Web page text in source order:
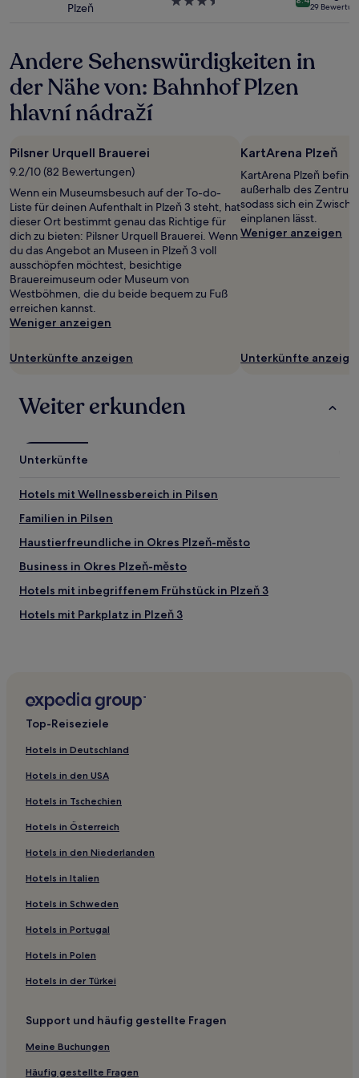
Plzeň
29
Andere Sehenswürdigkeiten in
der Nähe von: Bahnhof Plzen
hlavní nádraží
Pilsner Urquell Brauerei
9.2/10 (82 Bewertungen)
Wenn ein Museumsbesuch auf der To-do-
Liste für deinen Aufenthalt in Plzeň 3 steht, hat
dieser Ort bestimmt genau das Richtige für
dich zu bieten: Pilsner Urquell Brauerei. Wenn
du das Angebot an Museen in Plzeň 3 voll
ausschöpfen möchtest, besichtige
Brauereimuseum oder Museum von
Westböhmen, die du beide bequem zu Fuß
erreichen kannst.
Weniger anzeigen
Unterkünfte anzeigen
KartArena Plzeň
KartArena Plzeň
außerhalb des
sodass sich ein
einplanen lässt.
Weniger anzeigen
Unterkünfte
Weiter erkunden
Unterkünfte
Hotels mit Wellnessbereich in Pilsen
Familien in Pilsen
Haustierfreundliche in Okres Plzeň-město
Business in Okres Plzeň-město
Hotels mit inbegriffenem Frühstück in Plzeň 3
Hotels mit Parkplatz in Plzeň 3
Business in Altstadt von Pilsen
Hotels mit Parkplatz in Altstadt von Pilsen
Hotels nahe Museum des Historischen Untergrunds von
Plzeň
Hotels nahe CEZ Arena
Hotels nahe Große Synagoge
Hotels nahe Brauereimuseum
Hotels nahe Škoda Museum Pilsen
Top-Reiseziele
Hotels in Deutschland
Hotels in den USA
Hotels in Tschechien
Hotels in Österreich
Hotels in den Niederlanden
Hotels in Italien
Hotels in Schweden
Hotels in Portugal
Hotels in Polen
Hotels in der Türkei
Support und häufig gestellte Fragen
Meine Buchungen
Häufig gestellte Fragen